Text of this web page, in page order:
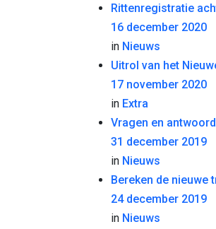
Rittenregistratie
16 december 2020
in Nieuws
Uitrol van het
17 november 2020
in Extra
Vragen en
31 december 2019
in Nieuws
Bereken de nieuwe
24 december 2019
in Nieuws